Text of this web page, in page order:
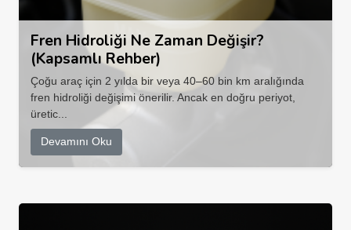
Fren Hidroliği Ne Zaman Değişir?
(Kapsamlı Rehber)
Çoğu araç için 2 yılda bir veya 40–60 bin km aralığında
fren hidroliği değişimi önerilir. Ancak en doğru periyot,
üretic...
Devamını Oku